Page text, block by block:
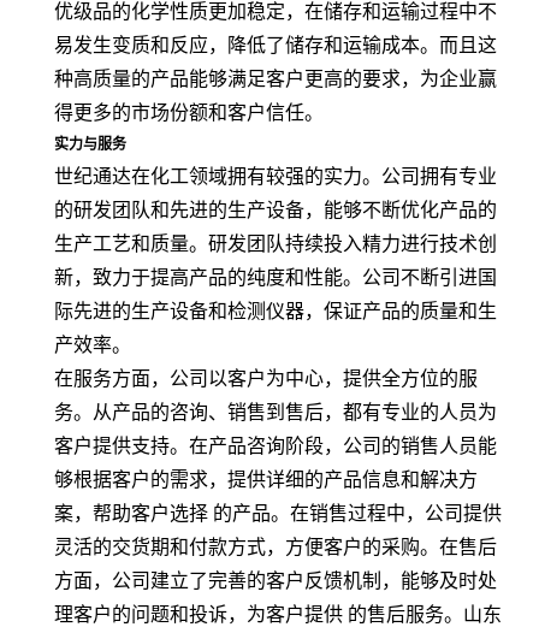
优级品的化学性质更加稳定，在储存和运输过程中不
易发生变质和反应，降低了储存和运输成本。而且这
种高质量的产品能够满足客户更高的要求，为企业赢
得更多的市场份额和客户信任。
实力与服务
世纪通达在化工领域拥有较强的实力。公司拥有专业
的研发团队和先进的生产设备，能够不断优化产品的
生产工艺和质量。研发团队持续投入精力进行技术创
新，致力于提高产品的纯度和性能。公司不断引进国
际先进的生产设备和检测仪器，保证产品的质量和生
产效率。
在服务方面，公司以客户为中心，提供全方位的服
务。从产品的咨询、销售到售后，都有专业的人员为
客户提供支持。在产品咨询阶段，公司的销售人员能
够根据客户的需求，提供详细的产品信息和解决方
案，帮助客户选择 的产品。在销售过程中，公司提供
灵活的交货期和付款方式，方便客户的采购。在售后
方面，公司建立了完善的客户反馈机制，能够及时处
理客户的问题和投诉，为客户提供 的售后服务。山东